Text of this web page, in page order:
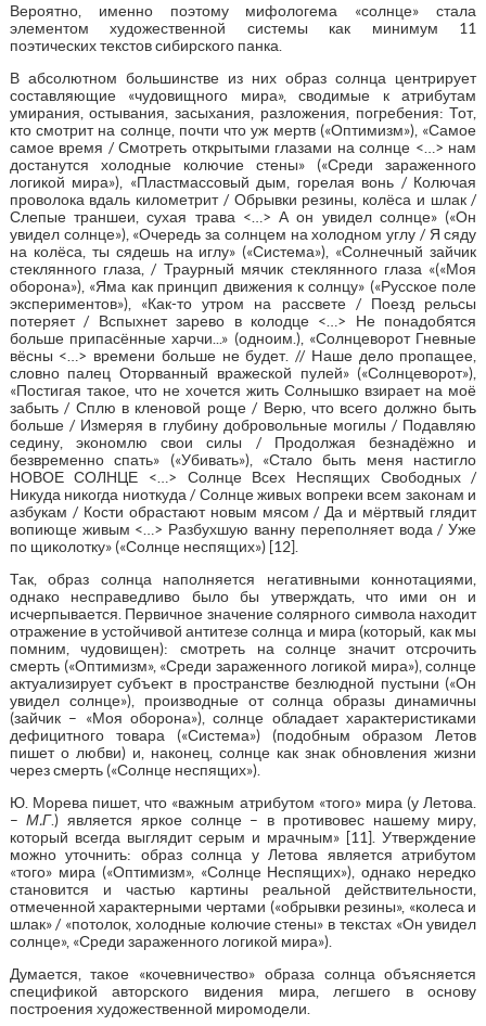
Вероятно, именно поэтому мифологема «солнце» стала
элементом художественной системы как минимум 11
поэтических текстов сибирского панка.
В абсолютном большинстве из них образ солнца центрирует
составляющие «чудовищного мира», сводимые к атрибутам
умирания, остывания, засыхания, разложения, погребения: Тот,
кто смотрит на солнце, почти что уж мертв («Оптимизм»), «Самое
самое время / Смотреть открытыми глазами на солнце <…> нам
достанутся холодные колючие стены» («Среди зараженного
логикой мира»), «Пластмассовый дым, горелая вонь / Колючая
проволока вдаль километрит / Обрывки резины, колёса и шлак /
Слепые траншеи, сухая трава <…> А он увидел солнце» («Он
увидел солнце»), «Очередь за солнцем на холодном углу / Я сяду
на колёса, ты сядешь на иглу» («Система»), «Солнечный зайчик
стеклянного глаза, / Траурный мячик стеклянного глаза «(«Моя
оборона»), «Яма как принцип движения к солнцу» («Русское поле
экспериментов»), «Как-то утром на рассвете / Поезд рельсы
потеряет / Вспыхнет зарево в колодце <…> Не понадобятся
больше припасённые харчи...» (одноим.), «Солнцеворот Гневные
вёсны <…> вpемени больше не будет. // Hаше дело пpопащее,
словно палец Отоpванный вpажеской пулей» («Солнцеворот»),
«Постигая такое, что не хочется жить Солнышко взирает на моё
забыть / Сплю в кленовой роще / Верю, что всего должно быть
больше / Измеряя в глубину добровольные могилы / Подавляю
седину, экономлю свои силы / Продолжая безнадёжно и
безвременно спать» («Убивать»), «Стало быть меня настигло
НОВОЕ СОЛНЦЕ <…> Солнце Всех Неспящих Свободных /
Никуда никогда ниоткуда / Солнце живых вопреки всем законам и
азбукам / Кости обрастают новым мясом / Да и мёртвый глядит
вопиюще живым <…> Разбухшую ванну переполняет вода / Уже
по щиколотку» («Солнце неспящих») [12].
Так, образ солнца наполняется негативными коннотациями,
однако несправедливо было бы утверждать, что ими он и
исчерпывается. Первичное значение солярного символа находит
отражение в устойчивой антитезе солнца и мира (который, как мы
помним, чудовищен): смотреть на солнце значит отсрочить
смерть («Оптимизм», «Среди зараженного логикой мира»), солнце
актуализирует субъект в пространстве безлюдной пустыни («Он
увидел солнце»), производные от солнца образы динамичны
(зайчик – «Моя оборона»), солнце обладает характеристиками
дефицитного товара («Система») (подобным образом Летов
пишет о любви) и, наконец, солнце как знак обновления жизни
через смерть («Солнце неспящих»).
Ю. Морева пишет, что «важным атрибутом «того» мира (у Летова.
–М.Г.) является яркое солнце – в противовес нашему миру,
который всегда выглядит серым и мрачным» [11]. Утверждение
можно уточнить: образ солнца у Летова является атрибутом
«того» мира («Оптимизм», «Солнце Неспящих»), однако нередко
становится и частью картины реальной действительности,
отмеченной характерными чертами («обрывки резины», «колеса и
шлак» / «потолок, холодные колючие стены» в текстах «Он увидел
солнце», «Среди зараженного логикой мира»).
Думается, такое «кочевничество» образа солнца объясняется
спецификой авторского видения мира, легшего в основу
построения художественной миромодели.